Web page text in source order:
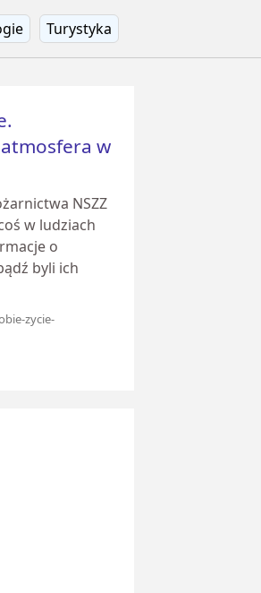
Turystyka
w
NSZZ
w ludziach
o
byli ich
zycie-